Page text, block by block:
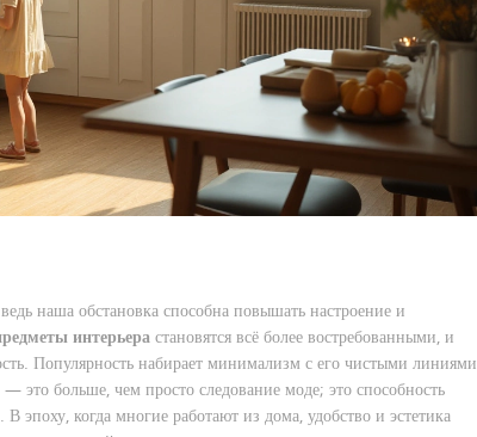
наша обстановка способна повышать настроение и
интерьера становятся всё более востребованными, и
Популярность набирает минимализм с его чистыми линиями
больше, чем просто следование моде; это способность
эпоху, когда многие работают из дома, удобство и эстетика